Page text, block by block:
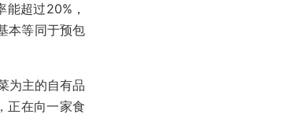
超过20%，
本等同于预包
为主的自有品
正在向一家食